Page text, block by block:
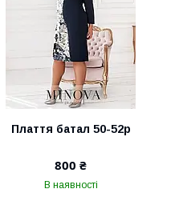
Плаття батал 50-52р
800 ₴
В наявності